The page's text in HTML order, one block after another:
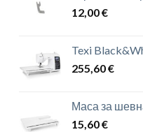
12,00€
Texi
255,60€
Маса за
15,60€